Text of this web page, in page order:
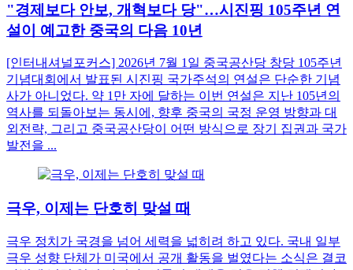
"경제보다 안보, 개혁보다 당"…시진핑 105주년 연
설이 예고한 중국의 다음 10년
[인터내셔널포커스] 2026년 7월 1일 중국공산당 창당 105주년
기념대회에서 발표된 시진핑 국가주석의 연설은 단순한 기념
사가 아니었다. 약 1만 자에 달하는 이번 연설은 지난 105년의
역사를 되돌아보는 동시에, 향후 중국의 국정 운영 방향과 대
외전략, 그리고 중국공산당이 어떤 방식으로 장기 집권과 국가
발전을 ...
극우, 이제는 단호히 맞설 때
극우 정치가 국경을 넘어 세력을 넓히려 하고 있다. 국내 일부
극우 성향 단체가 미국에서 공개 활동을 벌였다는 소식은 결코